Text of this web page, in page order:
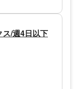
ス/週4日以下